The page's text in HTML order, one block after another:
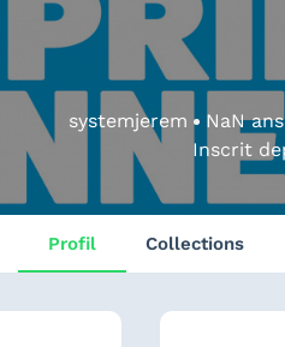
systemjerem NaNans
Inscrit
Profil Collections